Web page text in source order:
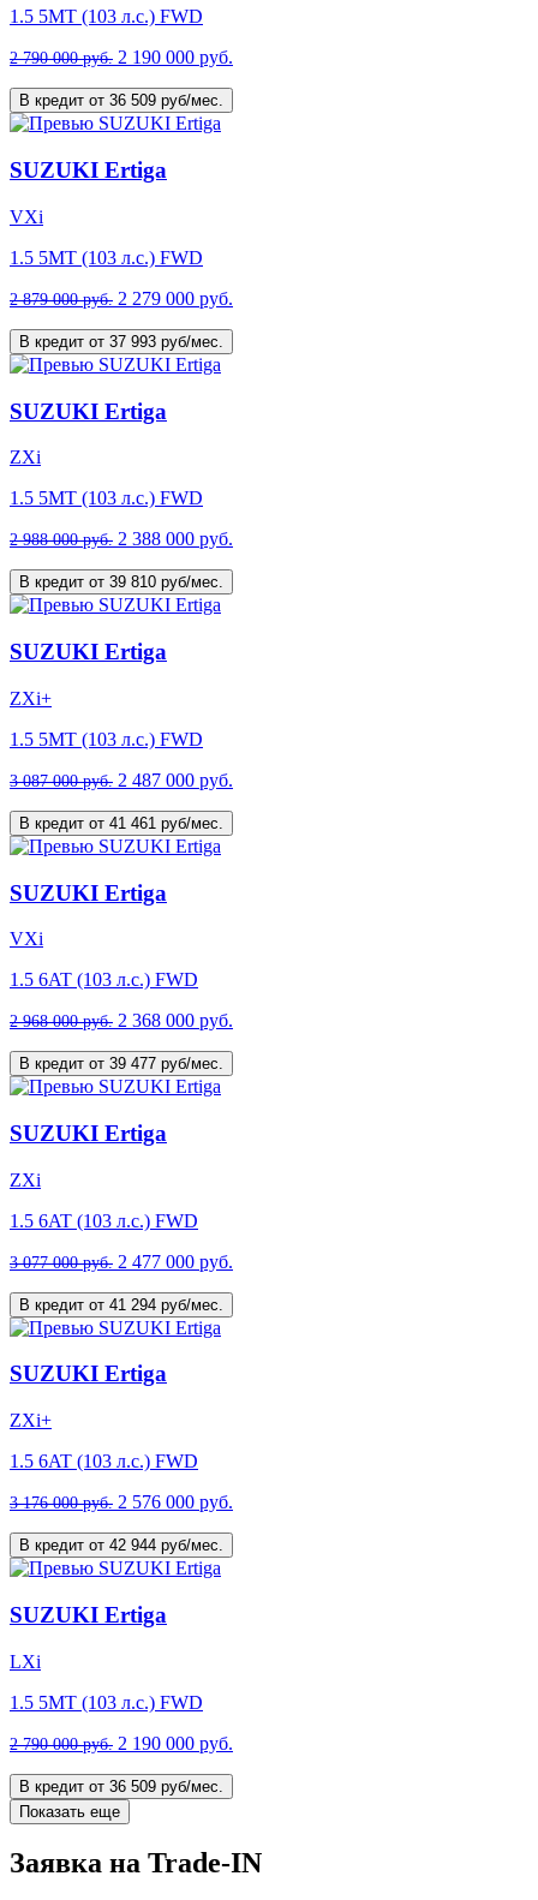
1.5 5MT (103 л.с.) FWD
2 790 000 руб. 2 190 000 руб.
В кредит от 36 509 руб/мес.
SUZUKI Ertiga
VXi
1.5 5MT (103 л.с.) FWD
2 879 000 руб. 2 279 000 руб.
В кредит от 37 993 руб/мес.
SUZUKI Ertiga
ZXi
1.5 5MT (103 л.с.) FWD
2 988 000 руб. 2 388 000 руб.
В кредит от 39 810 руб/мес.
SUZUKI Ertiga
ZXi+
1.5 5MT (103 л.с.) FWD
3 087 000 руб. 2 487 000 руб.
В кредит от 41 461 руб/мес.
SUZUKI Ertiga
VXi
1.5 6AT (103 л.с.) FWD
2 968 000 руб. 2 368 000 руб.
В кредит от 39 477 руб/мес.
SUZUKI Ertiga
ZXi
1.5 6AT (103 л.с.) FWD
3 077 000 руб. 2 477 000 руб.
В кредит от 41 294 руб/мес.
SUZUKI Ertiga
ZXi+
1.5 6AT (103 л.с.) FWD
3 176 000 руб. 2 576 000 руб.
В кредит от 42 944 руб/мес.
SUZUKI Ertiga
LXi
1.5 5MT (103 л.с.) FWD
2 790 000 руб. 2 190 000 руб.
В кредит от 36 509 руб/мес.
Показать еще
Заявка на Trade-IN